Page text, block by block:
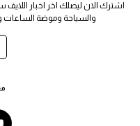
اشترك الان ليصلك اخر اخبار
والسياحة وموضة الساعات